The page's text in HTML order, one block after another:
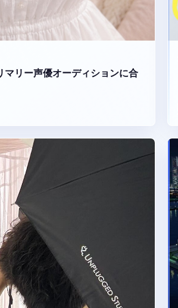
マリー声優オーディションに合